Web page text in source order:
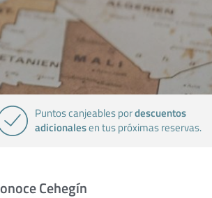
Puntos canjeables pordescuentos
adicionalesen tus próximas reservas.
Cehegín